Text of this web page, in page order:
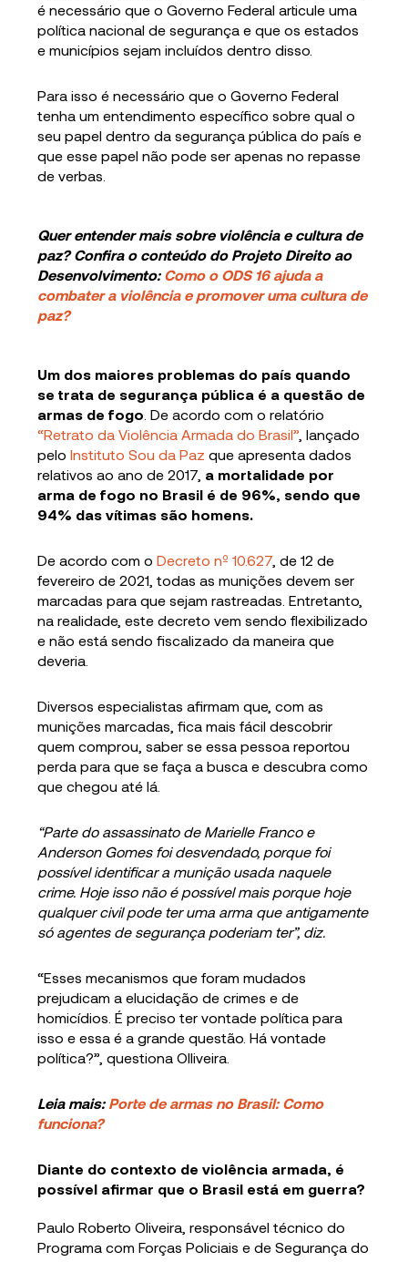
é necessário que o Governo Federal articule uma
política nacional de segurança e que os estados
e municípios sejam incluídos dentro disso.
Para isso é necessário que o Governo Federal
tenha um entendimento específico sobre qual o
seu papel dentro da segurança pública do país e
que esse papel não pode ser apenas no repasse
de verbas.
Quer entender mais sobre violência e cultura de
paz? Confira o conteúdo do Projeto Direito ao
Desenvolvimento: Como o ODS 16 ajuda a
combater a violência e promover uma cultura de
paz?
Um dos maiores problemas do país quando
se trata de segurança pública é a questão de
armas de fogo . De acordo com o relatório
“Retrato da Violência Armada do Brasil” , lançado
peloInstituto Sou da Paz que apresenta dados
relativos ao ano de 2017, a mortalidade por
arma de fogo no Brasil é de 96%, sendo que
94% das vítimas são homens.
De acordo com oDecreto nº 10.627 , de 12 de
fevereiro de 2021, todas as munições devem ser
marcadas para que sejam rastreadas. Entretanto,
na realidade, este decreto vem sendo flexibilizado
e não está sendo fiscalizado da maneira que
deveria.
Diversos especialistas afirmam que, com as
munições marcadas, fica mais fácil descobrir
quem comprou, saber se essa pessoa reportou
perda para que se faça a busca e descubra como
que chegou até lá.
“Parte do assassinato de Marielle Franco e
Anderson Gomes foi desvendado, porque foi
possível identificar a munição usada naquele
crime. Hoje isso não é possível mais porque hoje
qualquer civil pode ter uma arma que antigamente
só agentes de segurança poderiam ter”, diz.
“Esses mecanismos que foram mudados
prejudicam a elucidação de crimes e de
homicídios. É preciso ter vontade política para
isso e essa é a grande questão. Há vontade
política?”, questiona Olliveira.
Leia mais: Porte de armas no Brasil: Como
funciona?
Diante do contexto de violência armada, é
possível afirmar que o Brasil está em guerra?
Paulo Roberto Oliveira, responsável técnico do
Programa com Forças Policiais e de Segurança do